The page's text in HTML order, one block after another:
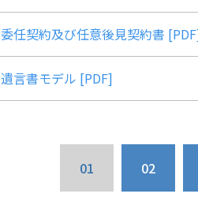
委任契約及び任意後見契約書
遺言書モデル [PDF]
01 02